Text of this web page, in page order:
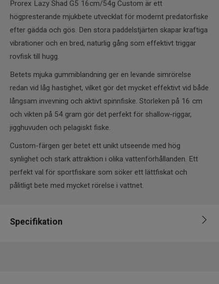
Prorex Lazy Shad G5 16cm/54g Custom är ett
högpresterande mjukbete utvecklat för modernt predatorfiske
efter gädda och gös. Den stora paddelstjärten skapar kraftiga
vibrationer och en bred, naturlig gång som effektivt triggar
rovfisk till hugg.
Betets mjuka gummiblandning ger en levande simrörelse
redan vid låg hastighet, vilket gör det mycket effektivt vid både
långsam invevning och aktivt spinnfiske. Storleken på 16 cm
och vikten på 54 gram gör det perfekt för shallow-riggar,
jigghuvuden och pelagiskt fiske.
Custom-färgen ger betet ett unikt utseende med hög
synlighet och stark attraktion i olika vattenförhållanden. Ett
perfekt val för sportfiskare som söker ett lättfiskat och
pålitligt bete med mycket rörelse i vattnet.
Specifikation